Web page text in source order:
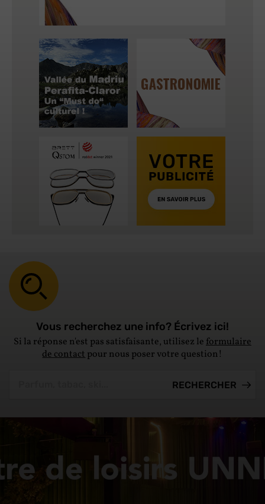
Vous recherchez une info? Écrivez ici!
Si la réponse n'est pas satisfaisante, utilisez leformulaire
de contactpour nous poser votre question!